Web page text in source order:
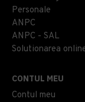
Personale
ANPC
ANPC - SAL
Solutionarea
CONTUL MEU
Contul meu